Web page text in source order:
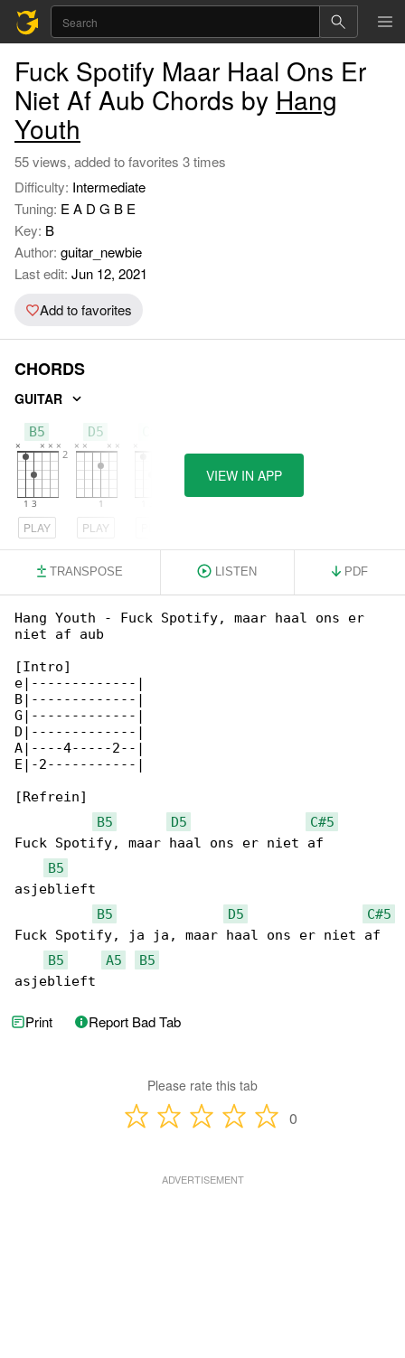
Fuck Spotify Maar Haal Ons Er
Niet Af Aub Chords by Hang
Youth
55 views, added to favorites 3 times
Difficulty: Intermediate
Tuning: E A D G B E
Key: B
Author: guitar_newbie
Last edit: Jun 12, 2021
Add to favorites
CHORDS
GUITAR
B5
PLAY
D5
PLAY
VIEW IN APP
TRANSPOSE LISTEN PDF
Hang Youth - Fuck Spotify, maar haal ons er
niet af aub
[Intro]
e|-------------|
B|-------------|
G|-------------|
D|-------------|
A|----4-----2--|
E|-2-----------|
[Refrein]
B5
D5
C#5
Fuck Spotify, maar haal ons er niet af
B5
asjeblieft
B5
D5
C#5
Fuck Spotify, ja ja, maar haal ons er niet af
B5
A5
B5
asjeblieft
Print Report Bad Tab
Please rate this tab
0